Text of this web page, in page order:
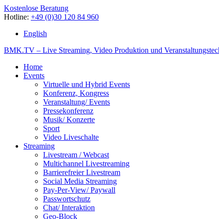
Kostenlose Beratung
Hotline: +49 (0)30 120 84 960
English
BMK.TV – Live Streaming, Video Produktion und
Home
Events
Virtuelle und Hybrid Events
Konferenz, Kongress
Veranstaltung/ Events
Pressekonferenz
Musik/ Konzerte
Sport
Video Liveschalte
Streaming
Livestream / Webcast
Multichannel Livestreaming
Barrierefreier Livestream
Social Media Streaming
Pay-Per-View/ Paywall
Passwortschutz
Chat/ Interaktion
Geo-Block